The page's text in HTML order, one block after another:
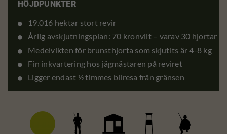
HÖJDPUNKTER
19.016 hektar stort revir
Årlig avskjutningsplan: 70 kronvilt – varav 30 hjortar
Medelvikten för brunsthjorta som skjutits är 4-8 kg
Fin inkvartering hos jägmästaren på reviret
Ligger endast ½ timmes bilresa från gränsen